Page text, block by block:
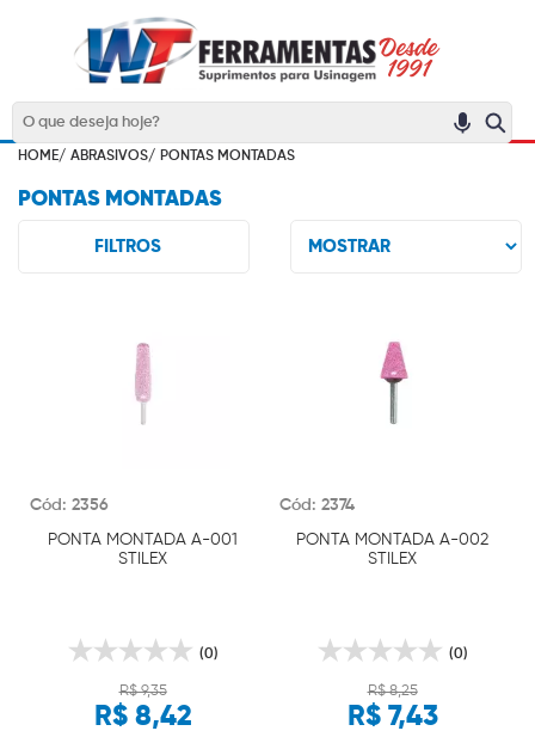
HOME/ ABRASIVOS/ PONTAS MONTADAS
PONTAS MONTADAS
FILTROS
Cód: 2356
PONTA MONTADA A-001
STILEX
(0)
R$ 9,35
R$ 8,42
Cód: 2374
PONTA MONTADA A-002
STILEX
(0)
R$ 8,25
R$ 7,43